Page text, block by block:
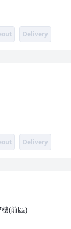
Delivery
Delivery
(前區)